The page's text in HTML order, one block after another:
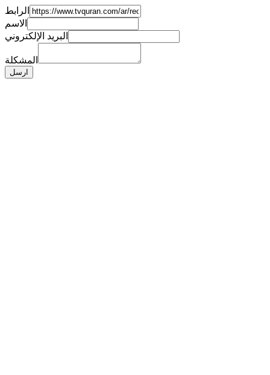
الرابط
الاسم
البريد الإلكتروني
المشكلة
ارسل